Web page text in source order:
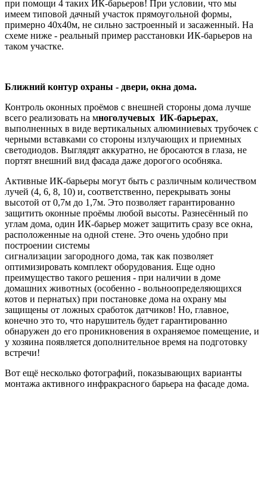
при помощи 4 таких ИК-барьеров! При условии, что мы
имеем типовой дачный участок прямоугольной формы,
примерно 40х40м, не сильно застроенный и засаженный. На
схеме ниже - реальный пример расстановки ИК-барьеров на
таком участке.
Ближний контур охраны - двери, окна дома.
Контроль оконных проёмов с внешней стороны дома лучше
всего реализовать на многолучевых ИК-барьерах,
выполненных в виде вертикальных алюминиевых трубочек с
черными вставками со стороны излучающих и приемных
светодиодов. Выглядят аккуратно, не бросаются в глаза, не
портят внешний вид фасада даже дорогого особняка.
Активные ИК-барьеры могут быть с различным количеством
лучей (4, 6, 8, 10) и, соответственно, перекрывать зоны
высотой от 0,7м до 1,7м. Это позволяет гарантированно
защитить оконные проёмы любой высоты. Разнесённый по
углам дома, один ИК-барьер может защитить сразу все окна,
расположенные на одной стене. Это очень удобно при
построении системы
сигнализации загородного дома, так как позволяет
оптимизировать комплект оборудования. Еще одно
преимущество такого решения - при наличии в доме
домашних животных (особенно - вольноопределяющихся
котов и пернатых) при постановке дома на охрану мы
защищены от ложных сработок датчиков! Но, главное,
конечно это то, что нарушитель будет гарантированно
обнаружен до его проникновения в охраняемое помещение, и
у хозяина появляется дополнительное время на подготовку
встречи!
Вот ещё несколько фотографий, показывающих варианты
монтажа активного инфракрасного барьера на фасаде дома.